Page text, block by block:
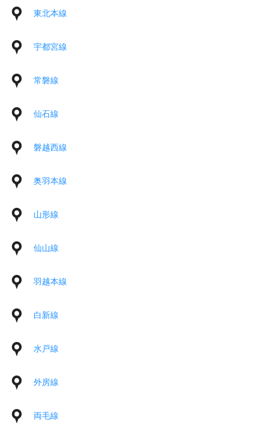
東北本線
宇都宮線
常磐線
仙石線
磐越西線
奥羽本線
山形線
仙山線
羽越本線
白新線
水戸線
外房線
両毛線